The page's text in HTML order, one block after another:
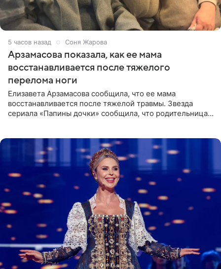
5 часов назад Соня Жарова
Арзамасова показала, как ее мама
восстанавливается после тяжелого
перелома ноги
Елизавета Арзамасова сообщила, что ее мама
восстанавливается после тяжелой травмы. Звезда
сериала «Папины дочки» сообщила, что родительница